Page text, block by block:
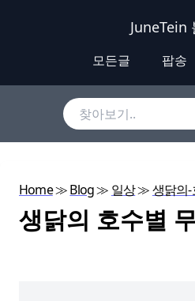
JuneTein
모든글 팝송
Home≫Blog≫ 일상≫생닭의
생닭의 호수별